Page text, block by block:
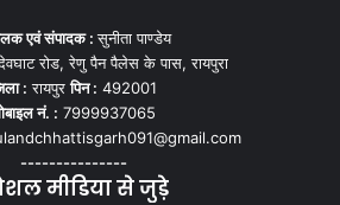
एवं संपादक :सुनीता पाण्डेय
रोड, रेणु पैन पैलेस के पास, रायपुरा
: रायपुरपिन : 492001
नं. : 7999937065
---------------
मीडिया से जुड़े